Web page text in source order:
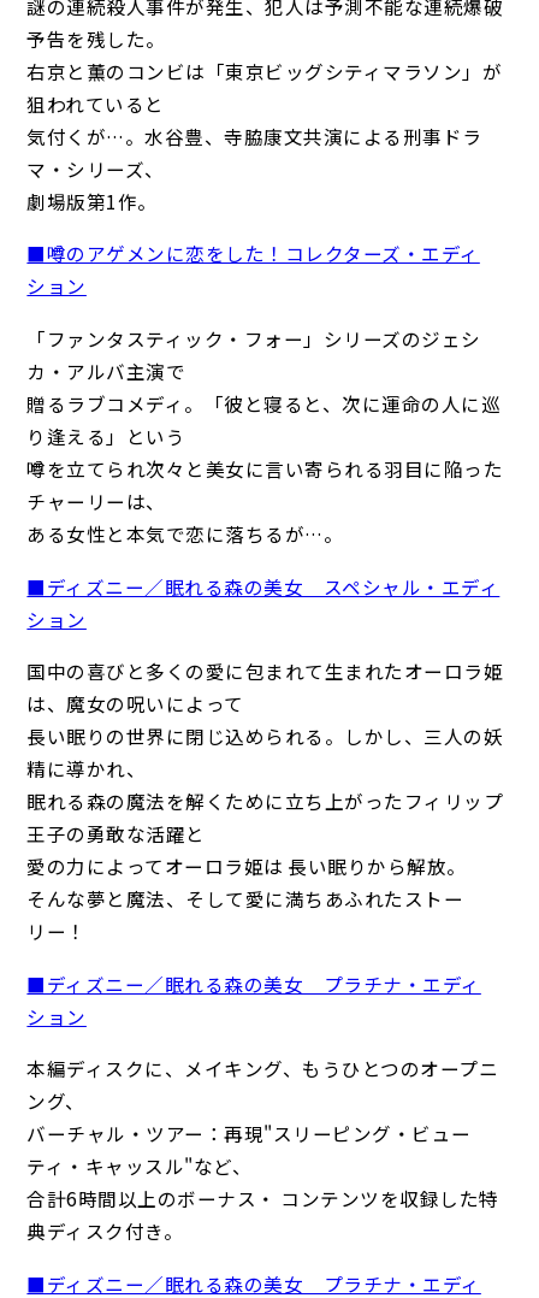
謎の連続殺人事件が発生、犯人は予測不能な連続爆破
予告を残した。
右京と薫のコンビは「東京ビッグシティマラソン」が
狙われていると
気付くが…。水谷豊、寺脇康文共演による刑事ドラ
マ・シリーズ、
劇場版第1作。
■噂のアゲメンに恋をした！コレクターズ・エディ
ション
「ファンタスティック・フォー」シリーズのジェシ
カ・アルバ主演で
贈るラブコメディ。「彼と寝ると、次に運命の人に巡
り逢える」という
噂を立てられ次々と美女に言い寄られる羽目に陥った
チャーリーは、
ある女性と本気で恋に落ちるが…。
■ディズニー／眠れる森の美女 スペシャル・エディ
ション
国中の喜びと多くの愛に包まれて生まれたオーロラ姫
は、魔女の呪いによって
長い眠りの世界に閉じ込められる。しかし、三人の妖
精に導かれ、
眠れる森の魔法を解くために立ち上がったフィリップ
王子の勇敢な活躍と
愛の力によってオーロラ姫は 長い眠りから解放。
そんな夢と魔法、そして愛に満ちあふれたストー
リー！
■ディズニー／眠れる森の美女 プラチナ・エディ
ション
本編ディスクに、メイキング、もうひとつのオープニ
ング、
バーチャル・ツアー：再現"スリーピング・ビュー
ティ・キャッスル"など、
合計6時間以上のボーナス・ コンテンツを収録した特
典ディスク付き。
■ディズニー／眠れる森の美女 プラチナ・エディ